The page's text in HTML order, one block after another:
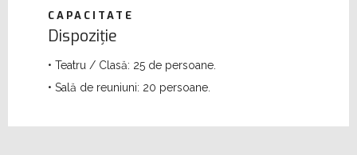
CAPACITATE
Dispoziție
• Teatru / Clasă: 25 de persoane.
• Sală de reuniuni: 20 persoane.